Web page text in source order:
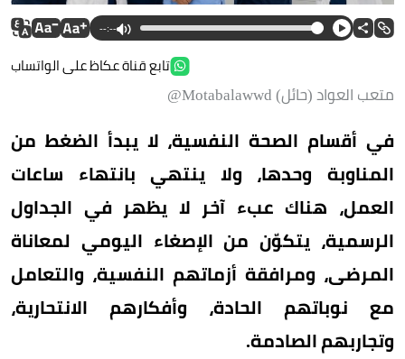
--:--
تابع قناة عكاظ على الواتساب
متعب العواد (حائل) Motabalawwd@
في أقسام الصحة النفسية، لا يبدأ الضغط من
المناوبة وحدها، ولا ينتهي بانتهاء ساعات
العمل، هناك عبء آخر لا يظهر في الجداول
الرسمية، يتكوّن من الإصغاء اليومي لمعاناة
المرضى، ومرافقة أزماتهم النفسية، والتعامل
مع نوباتهم الحادة، وأفكارهم الانتحارية،
وتجاربهم الصادمة.